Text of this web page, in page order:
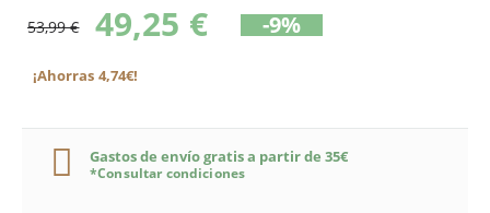
53,99 € 49,25 € -9%
¡Ahorras 4,74€!
Gastos de envío gratis a partir de 35€
*Consultar condiciones